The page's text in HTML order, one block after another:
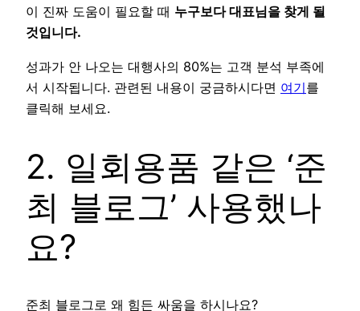
이 진짜 도움이 필요할 때 누구보다 대표님을 찾게 될
것입니다.
성과가 안 나오는 대행사의 80%는 고객 분석 부족에
서 시작됩니다. 관련된 내용이 궁금하시다면 여기를
클릭해 보세요.
2. 일회용품 같은 ‘준
최 블로그’ 사용했나
요?
준최 블로그로 왜 힘든 싸움을 하시나요?